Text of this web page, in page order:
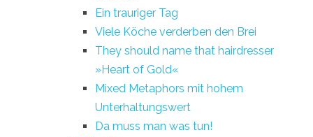
Ein trauriger Tag
Viele Köche verderben den Brei
They should name that hairdresser
»Heart of Gold«
Mixed Metaphors mit hohem
Unterhaltungswert
Da muss man was tun!